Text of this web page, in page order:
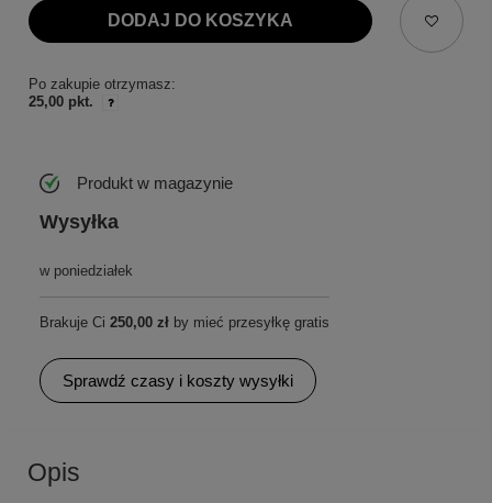
DODAJ DO KOSZYKA
Po zakupie otrzymasz:
25,00 pkt.
Produkt w magazynie
Wysyłka
w poniedziałek
Brakuje Ci 250,00 zł by mieć przesyłkę gratis
Sprawdź czasy i koszty wysyłki
Opis